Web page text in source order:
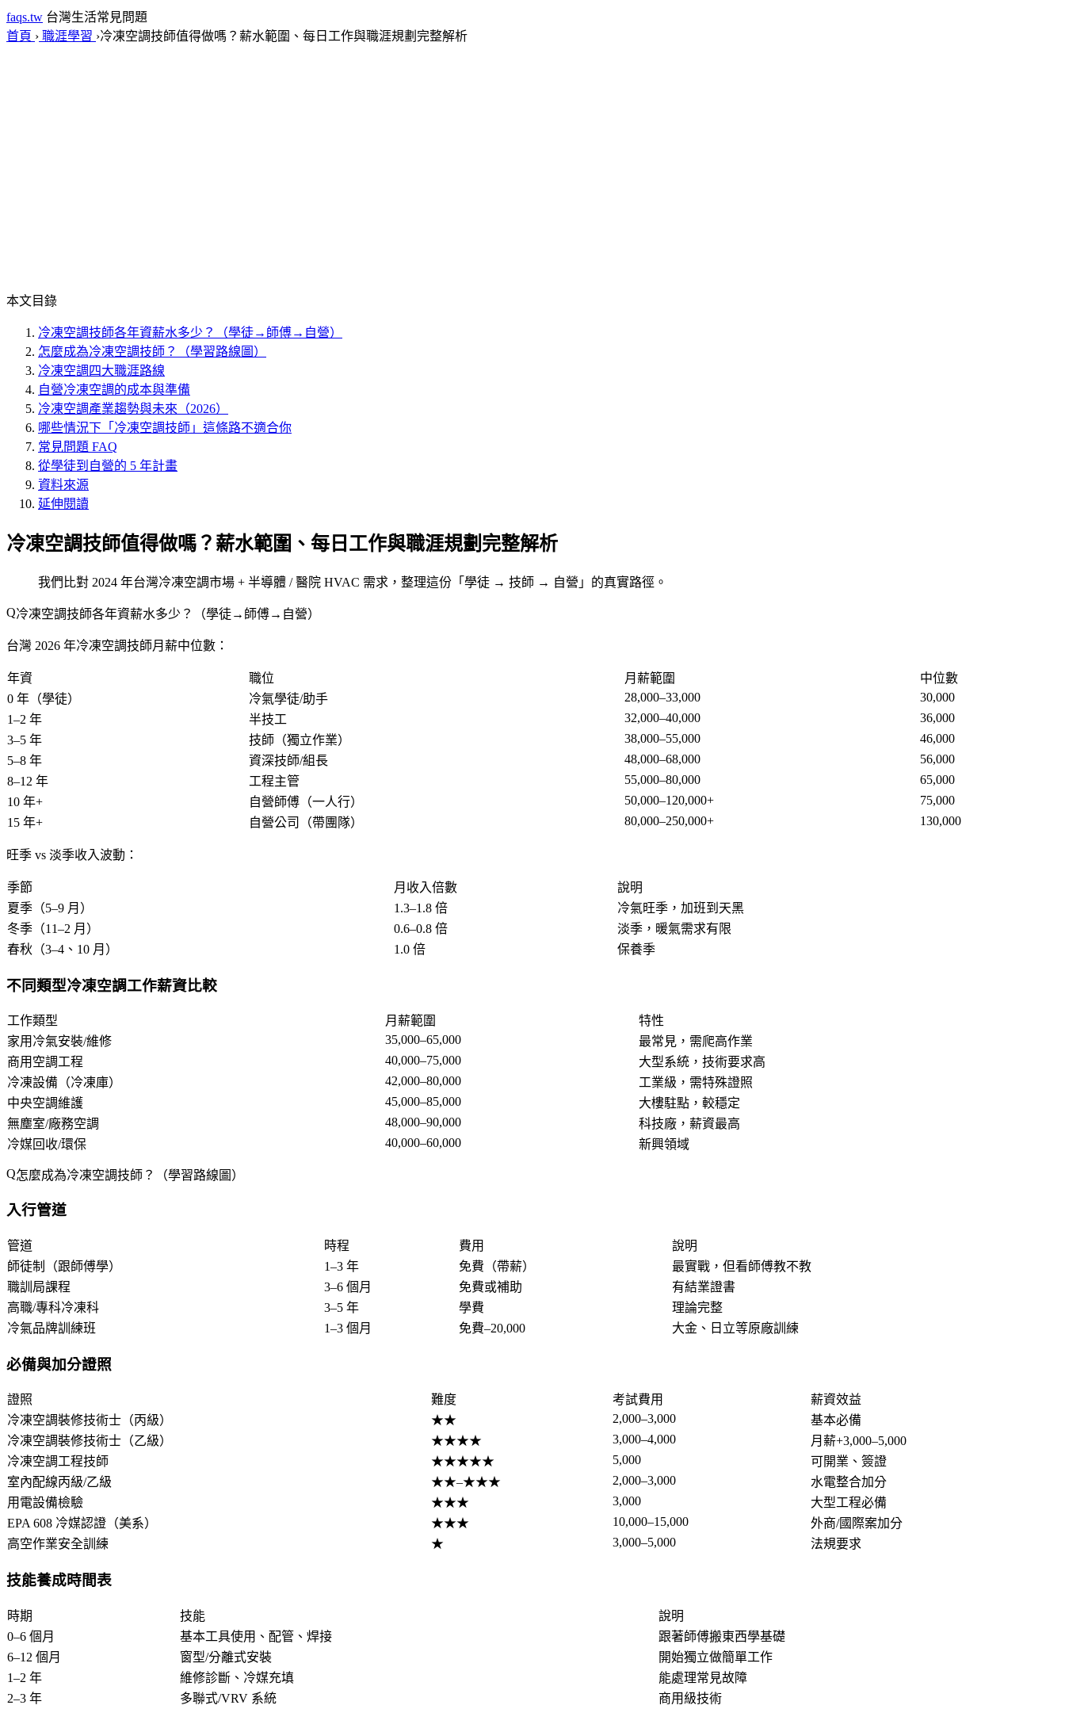
faqs.tw 台灣生活常見問題
首頁 › 職涯學習 ›冷凍空調技師值得做嗎？薪水範圍、每日工作與職涯規劃完整解析
本文目錄
冷凍空調技師各年資薪水多少？（學徒→師傅→自營）
怎麼成為冷凍空調技師？（學習路線圖）
冷凍空調四大職涯路線
自營冷凍空調的成本與準備
冷凍空調產業趨勢與未來（2026）
哪些情況下「冷凍空調技師」這條路不適合你
常見問題 FAQ
從學徒到自營的 5 年計畫
資料來源
延伸閱讀
冷凍空調技師值得做嗎？薪水範圍、每日工作與職涯規劃完整解析
我們比對 2024 年台灣冷凍空調市場 + 半導體 / 醫院 HVAC 需求，整理這份「學徒 → 技師 → 自營」的真實路徑。
冷凍空調技師各年資薪水多少？（學徒→師傅→自營）
台灣 2026 年冷凍空調技師月薪中位數：
年資 職位 月薪範圍
中位數
0 年（學徒）
冷氣學徒/助手 28,000–33,000
30,000
1–2 年
半技工 32,000–40,000
36,000
3–5 年
技師（獨立作業） 38,000–55,000
46,000
5–8 年
資深技師/組長 48,000–68,000
56,000
8–12 年
工程主管 55,000–80,000
65,000
10 年+
自營師傅（一人行） 50,000–120,000+
75,000
15 年+
自營公司（帶團隊） 80,000–250,000+ 130,000
旺季 vs 淡季收入波動：
季節 月收入倍數
說明
夏季（5–9 月）
1.3–1.8 倍
冷氣旺季，加班到天黑
冬季（11–2 月）
0.6–0.8 倍
淡季，暖氣需求有限
春秋（3–4、10 月）
1.0 倍 保養季
不同類型冷凍空調工作薪資比較
工作類型 月薪範圍
特性
家用冷氣安裝/維修
35,000–65,000
最常見，需爬高作業
商用空調工程
40,000–75,000
大型系統，技術要求高
冷凍設備（冷凍庫）
42,000–80,000
工業級，需特殊證照
中央空調維護
45,000–85,000
大樓駐點，較穩定
無塵室/廠務空調
48,000–90,000
科技廠，薪資最高
冷媒回收/環保
40,000–60,000 新興領域
怎麼成為冷凍空調技師？（學習路線圖）
入行管道
管道 時程 費用
說明
師徒制（跟師傅學）
1–3 年 免費（帶薪）
最實戰，但看師傅教不教
職訓局課程
3–6 個月 免費或補助
有結業證書
高職/專科冷凍科
3–5 年 學費
理論完整
冷氣品牌訓練班
1–3 個月 免費–20,000 大金、日立等原廠訓練
必備與加分證照
證照 難度 考試費用
薪資效益
冷凍空調裝修技術士（丙級）
★★ 2,000–3,000
基本必備
冷凍空調裝修技術士（乙級）
★★★★ 3,000–4,000
月薪+3,000–5,000
冷凍空調工程技師
★★★★★ 5,000
可開業、簽證
室內配線丙級/乙級
★★–★★★ 2,000–3,000
水電整合加分
用電設備檢驗
★★★ 3,000
大型工程必備
EPA 608 冷媒認證（美系）
★★★ 10,000–15,000
外商/國際案加分
高空作業安全訓練
★ 3,000–5,000 法規要求
技能養成時間表
時期 技能
說明
0–6 個月
基本工具使用、配管、焊接
跟著師傅搬東西學基礎
6–12 個月
窗型/分離式安裝
開始獨立做簡單工作
1–2 年
維修診斷、冷媒充填
能處理常見故障
2–3 年
多聯式/VRV 系統
商用級技術